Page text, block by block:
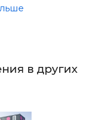
в других